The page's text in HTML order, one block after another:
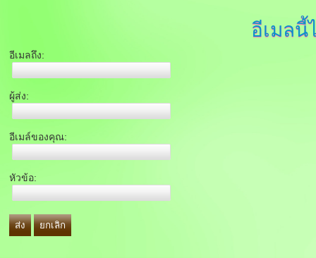
อีเมลนี้
อีเมลถึง:
ผู้ส่ง:
อีเมล์ของคุณ:
หัวข้อ:
ส่ง ยกเลิก